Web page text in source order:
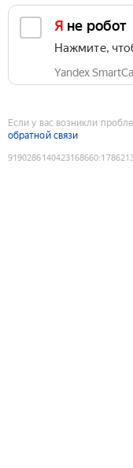
Я не робот
Нажмите,
Yandex
Если у вас возникли
обратной связи
9190286140423168660: